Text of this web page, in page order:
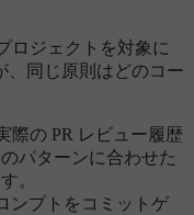
ロジェクトを対象に
、同じ原則はどのコー
際の PR レビュー履歴
パターンに合わせた
。
ンプトをコミットゲ